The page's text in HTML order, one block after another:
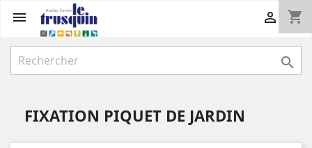
 shopping_cart


FIXATION PIQUET DE JARDIN